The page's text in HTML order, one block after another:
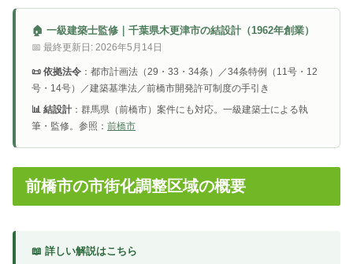
🏠 一級建築士監修｜千葉県木更津市の結設計（1962年創業）
📅 最終更新日: 2026年5月14日
📜 依拠法令 ：都市計画法（29・33・34条）／34条特例（11号・12
号・14号）／建築基準法／前橋市開発許可制度の手引き
📊 結設計 ：群馬県（前橋市）案件にも対応。一級建築士による執
筆・監修。参照： 前橋市
前橋市の市街化調整区域の概要
📖 詳しい解説はこちら